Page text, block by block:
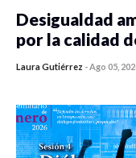
Desigualdad
por la calidad
Laura Gutiérrez -Ago 05,